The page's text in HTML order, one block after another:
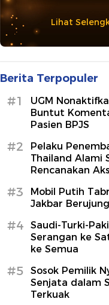
Lihat
Berita Terpopuler
#1
UGM
Buntut
Pasien BPJS
#2
Pelaku
Thailand Alami
Rencanakan
#3
Mobil Putih
Jakbar
#4
Saudi-Turki-
Serangan ke
ke Semua
#5
Sosok Pemilik
Senjata dalam
Terkuak